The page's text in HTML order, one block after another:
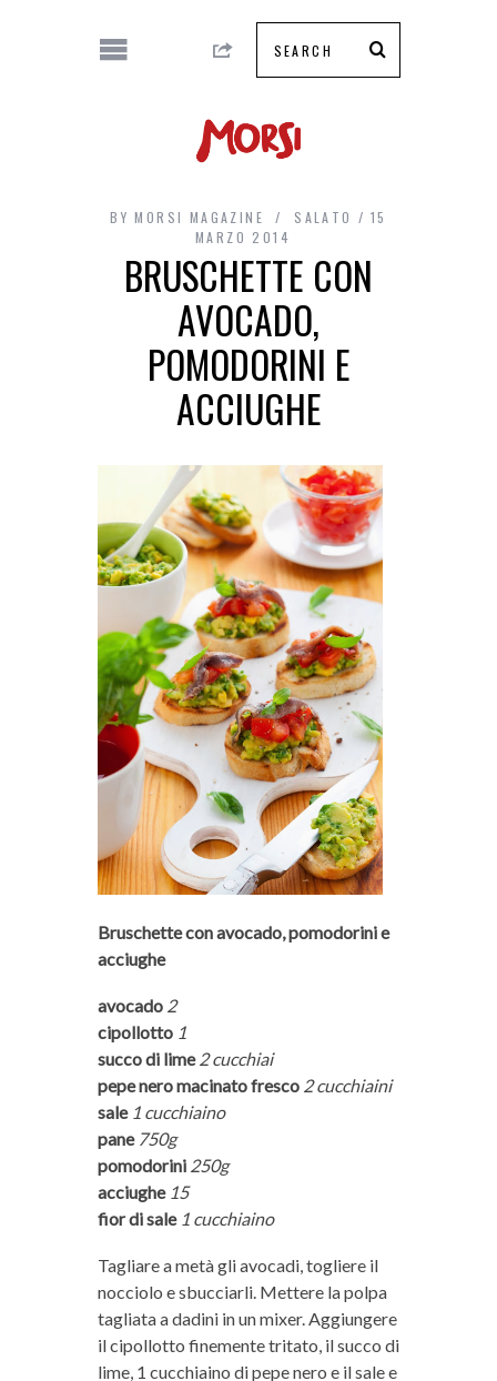
BY MORSI MAGAZINE SALATO
15
MARZO 2014
BRUSCHETTE CON
AVOCADO,
POMODORINI E
ACCIUGHE
Bruschette con avocado, pomodorini e
acciughe
avocado 2
cipollotto 1
succo di lime 2 cucchiai
pepe nero macinato fresco2 cucchiaini
sale 1 cucchiaino
pane 750g
pomodorini 250g
acciughe 15
fior di sale 1 cucchiaino
Tagliare a metà gli avocadi, togliere il
nocciolo e sbucciarli. Mettere la polpa
tagliata a dadini in un mixer. Aggiungere
il cipollotto finemente tritato, il succo di
lime, 1 cucchiaino di pepe nero e il sale e